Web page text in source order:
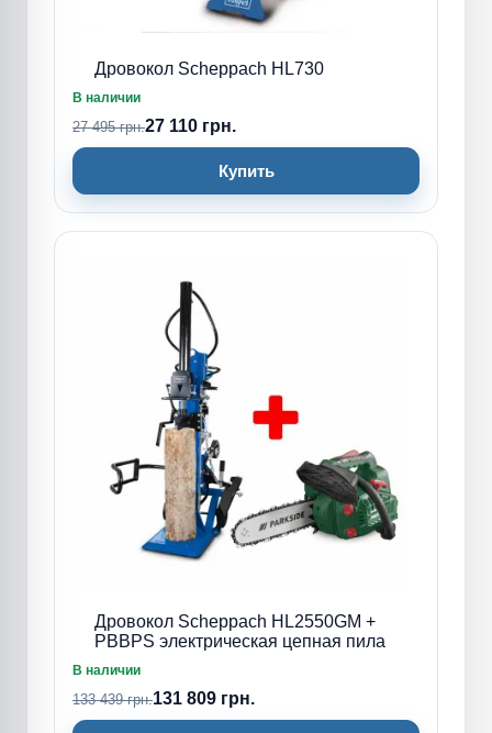
Дровокол Scheppach HL730
В наличии
27 495 грн.27 110 грн.
Купить
Дровокол Scheppach HL2550GM +
PBBPS электрическая цепная пила
В наличии
133 439 грн.131 809 грн.